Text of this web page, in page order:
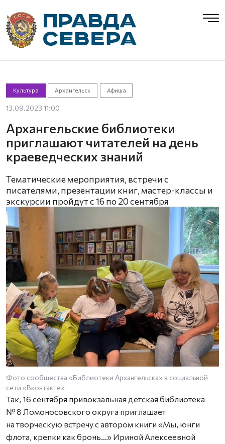
Культура Архангельск Афиша
13.09.2023 11:00
Архангельские библиотеки
приглашают читателей на день
краеведческих знаний
Тематические мероприятия, встречи с
писателями, презентации книг, мастер-классы и
экскурсии пройдут с 16 по 20 сентября
Фото сообщества «Библиотеки Архангельска» в социальной
сети «Вконтакте»
Так, 16 сентября привокзальная детская библиотека
№ 8 Ломоносовского округа приглашает
на творческую встречу с автором книги «Мы, юнги
флота, крепки как бронь…» Ириной Алексеевной